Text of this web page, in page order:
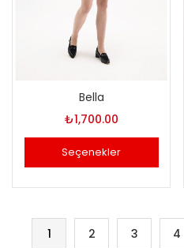
seçilebilir
Bella
₺1,700.00
Seçenekler
birden
fazla
1 2 3 4